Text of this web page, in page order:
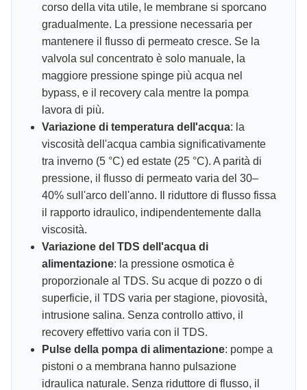
corso della vita utile, le membrane si sporcano
gradualmente. La pressione necessaria per
mantenere il flusso di permeato cresce. Se la
valvola sul concentrato è solo manuale, la
maggiore pressione spinge più acqua nel
bypass, e il recovery cala mentre la pompa
lavora di più.
Variazione di temperatura dell'acqua: la
viscosità dell'acqua cambia significativamente
tra inverno (5 °C) ed estate (25 °C). A parità di
pressione, il flusso di permeato varia del 30–
40% sull'arco dell'anno. Il riduttore di flusso fissa
il rapporto idraulico, indipendentemente dalla
viscosità.
Variazione del TDS dell'acqua di
alimentazione: la pressione osmotica è
proporzionale al TDS. Su acque di pozzo o di
superficie, il TDS varia per stagione, piovosità,
intrusione salina. Senza controllo attivo, il
recovery effettivo varia con il TDS.
Pulse della pompa di alimentazione: pompe a
pistoni o a membrana hanno pulsazione
idraulica naturale. Senza riduttore di flusso, il